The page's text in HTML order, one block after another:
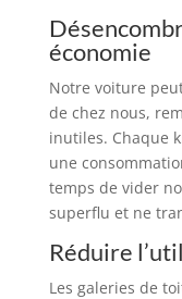
économie
Notre voiture
de chez nous,
inutiles. Chaque
une
temps de vider
superflu et ne
Réduire
Les galeries de